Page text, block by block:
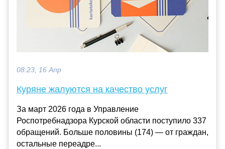
08:23, 16 Апр
Куряне жалуются на качество услуг
За март 2026 года в Управление
Роспотребнадзора Курской области поступило 337
обращений. Больше половины (174) — от граждан,
остальные переадре...